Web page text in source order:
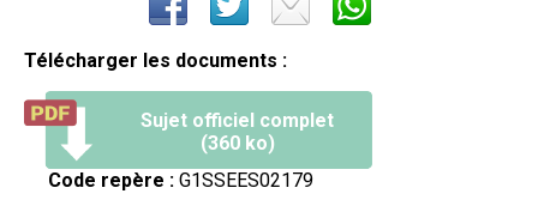
Télécharger les documents :
Sujet officiel complet
(360 ko)
Code repère : G1SSEES02179